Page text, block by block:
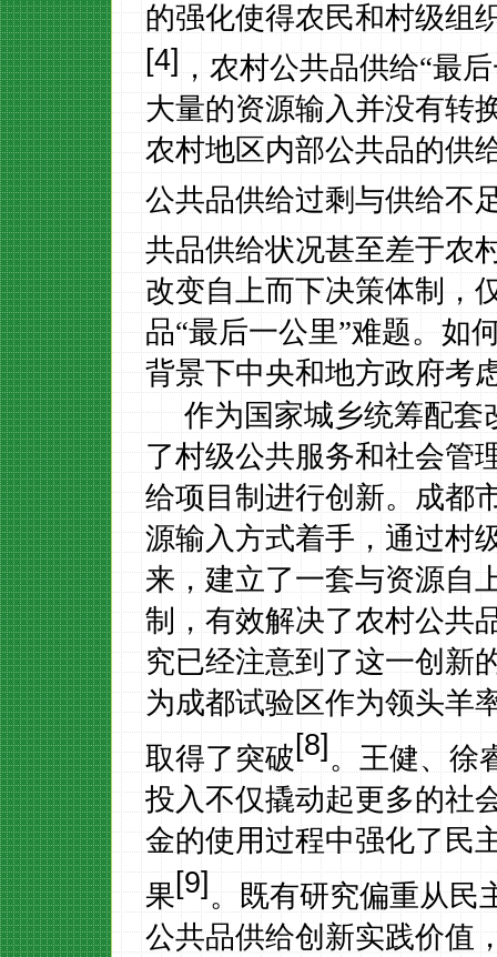
的强化使得农民和村级组
[4]，农村公共品供给“最
大量的资源输入并没有转
农村地区内部公共品的供
公共品供给过剩与供给不
共品供给状况甚至差于农
改变自上而下决策体制，
品“最后一公里”难题。如
背景下中央和地方政府考
作为国家城乡统筹配套
了村级公共服务和社会管
给项目制进行创新。成都
源输入方式着手，通过村
来，建立了一套与资源自
制，有效解决了农村公共
究已经注意到了这一创新
为成都试验区作为领头羊
取得了突破[8]。王健、徐
投入不仅撬动起更多的社
金的使用过程中强化了民
果[9]。既有研究偏重从民
公共品供给创新实践价值